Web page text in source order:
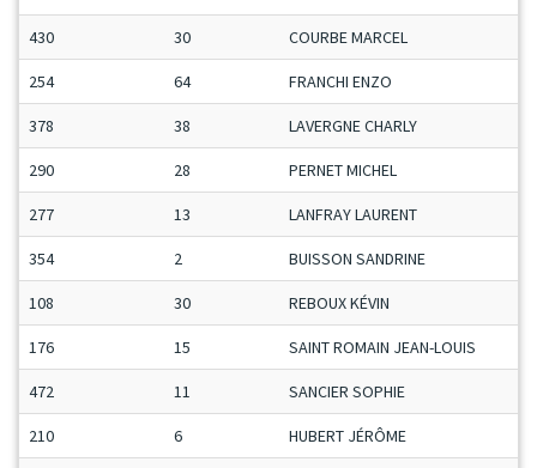
430 30 COURBE MARCEL
254 64 FRANCHI ENZO
378 38 LAVERGNE CHARLY
290 28 PERNET MICHEL
277 13 LANFRAY LAURENT
354 2 BUISSON SANDRINE
108 30 REBOUX KÉVIN
176 15 SAINT ROMAIN JEAN-LOUIS
472 11 SANCIER SOPHIE
210 6 HUBERT JÉRÔME